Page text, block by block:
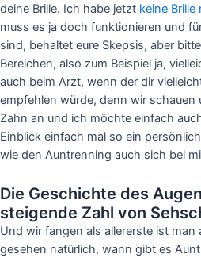
deine Brille. Ich habe jetzt keine Brille
muss es ja doch funktionieren und
sind, behaltet eure Skepsis, aber
Bereichen, also zum Beispiel ja,
auch beim Arzt, wenn der dir
empfehlen würde, denn wir schauen
Zahn an und ich möchte einfach
Einblick einfach mal so ein
wie den Auntrenning auch sich bei
Die Geschichte des
steigende Zahl von
Und wir fangen als allererste ist man
gesehen natürlich, wann gibt es